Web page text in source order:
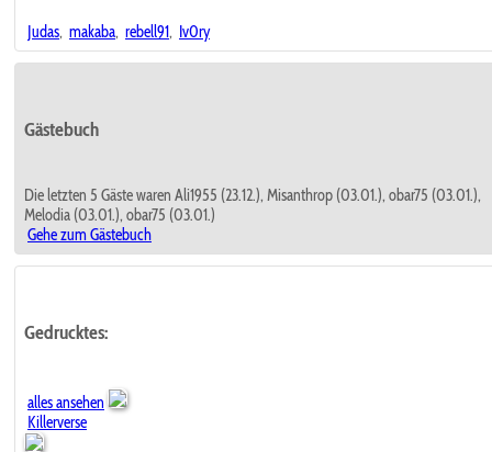
Judas, makaba, rebell91, Iv0ry
Gästebuch
Die letzten 5 Gäste waren Ali1955 (23.12.), Misanthrop (03.01.), obar75 (03.01.),
Melodia (03.01.), obar75 (03.01.)
Gehe zum Gästebuch
Gedrucktes:
alles ansehen
Killerverse